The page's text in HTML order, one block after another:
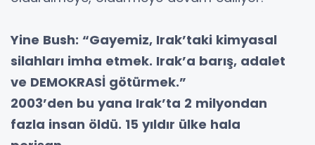
Yine Bush: “Gayemiz, Irak’taki kimyasal
silahları imha etmek. Irak’a barış, adalet
ve DEMOKRASİ götürmek.”
2003’den bu yana Irak’ta 2 milyondan
fazla insan öldü. 15 yıldır ülke hala